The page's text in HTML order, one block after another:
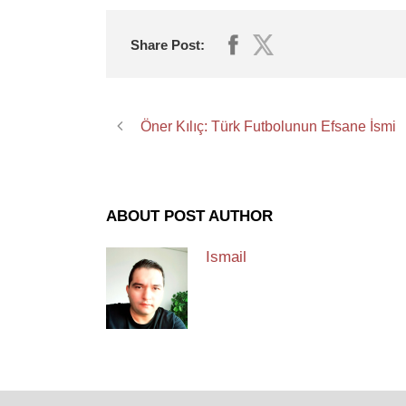
Share Post:
Öner Kılıç: Türk Futbolunun Efsane İsmi
ABOUT POST AUTHOR
Ismail